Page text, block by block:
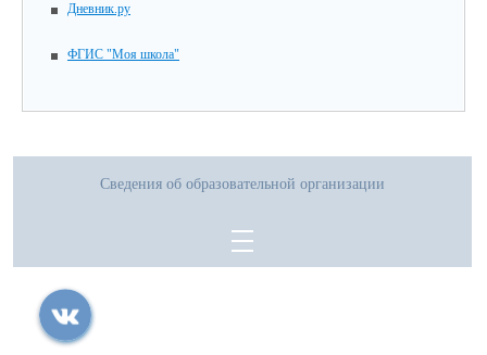
Дневник.ру
ФГИС "Моя школа"
Сведения об образовательной организации